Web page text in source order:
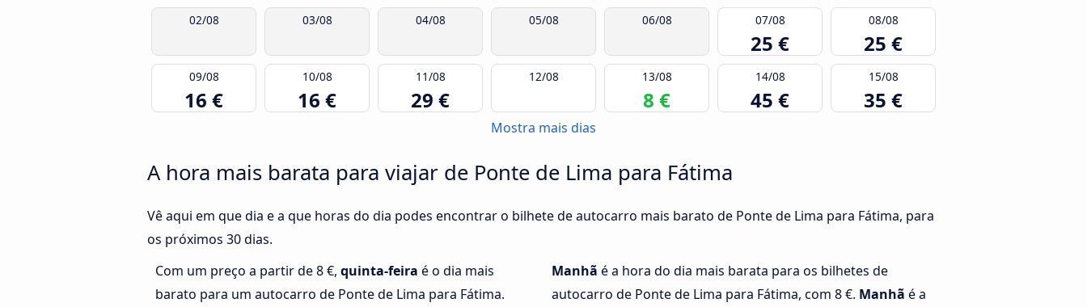
02/08 03/08 04/08 05/08 06/08 07/08
25 €
08/08
25 €
09/08
16 €
10/08
16 €
11/08
29 €
12/08 13/08
8 €
14/08
45 €
15/08
35 €
Mostra mais dias
A hora mais barata para viajar de Ponte de Lima para Fátima
Vê aqui em que dia e a que horas do dia podes encontrar o bilhete de autocarro mais barato de Ponte de Lima para Fátima, para
os próximos 30 dias.
Com um preço a partir de 8 €, quinta-feira é o dia mais
barato para um autocarro de Ponte de Lima para Fátima.
Manhã é a hora do dia mais barata para os bilhetes de
autocarro de Ponte de Lima para Fátima, com 8 €. Manhã é a